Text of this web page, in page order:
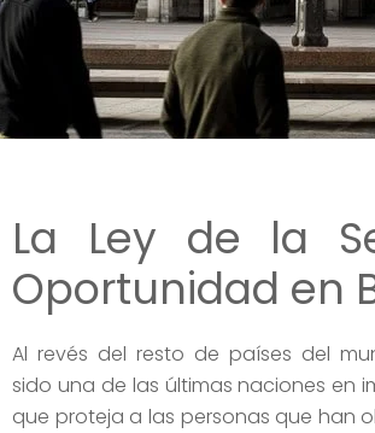
La Ley de la
Oportunidad en
Al revés del resto de países del
sido una de las últimas naciones en
que proteja a las personas que han